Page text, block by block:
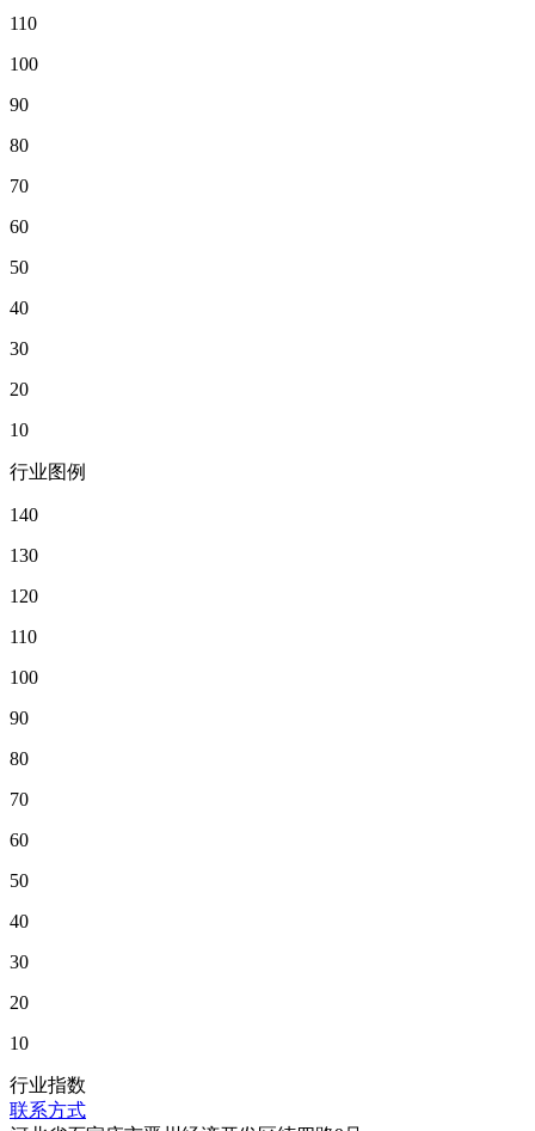
110
100
90
80
70
60
50
40
30
20
10
行业图例
140
130
120
110
100
90
80
70
60
50
40
30
20
10
行业指数
联系方式